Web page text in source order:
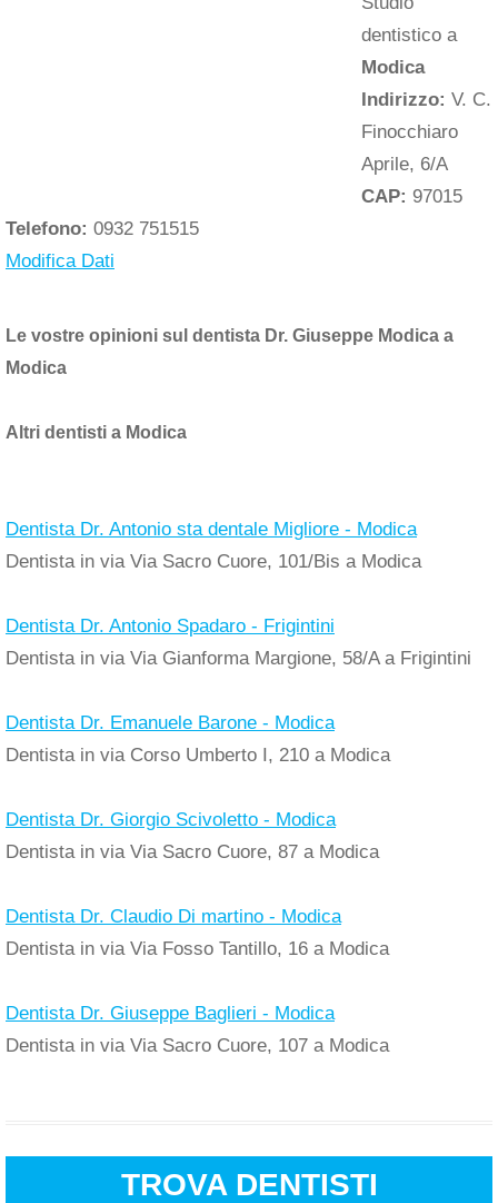
dentistico a
Modica
Indirizzo: V. C.
Finocchiaro
Aprile, 6/A
CAP: 97015
Telefono: 0932 751515
Modifica Dati
Le vostre opinioni sul dentista Dr. Giuseppe Modica a
Modica
Altri dentisti a Modica
Dentista Dr. Antonio sta dentale Migliore - Modica
Dentista in via Via Sacro Cuore, 101/Bis a Modica
Dentista Dr. Antonio Spadaro - Frigintini
Dentista in via Via Gianforma Margione, 58/A a Frigintini
Dentista Dr. Emanuele Barone - Modica
Dentista in via Corso Umberto I, 210 a Modica
Dentista Dr. Giorgio Scivoletto - Modica
Dentista in via Via Sacro Cuore, 87 a Modica
Dentista Dr. Claudio Di martino - Modica
Dentista in via Via Fosso Tantillo, 16 a Modica
Dentista Dr. Giuseppe Baglieri - Modica
Dentista in via Via Sacro Cuore, 107 a Modica
TROVA DENTISTI